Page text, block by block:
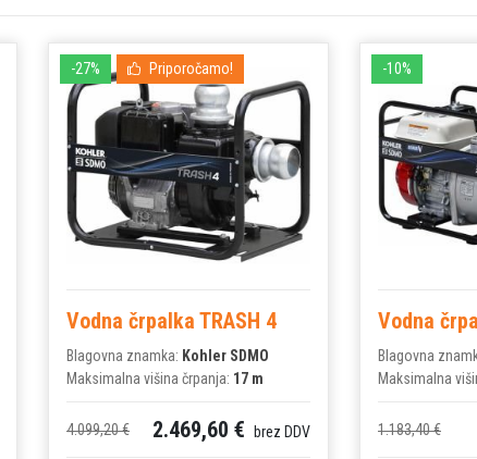
Vodna črpalka TRASH 4
Blagovna znamka: Kohler SDMO
Maksimalna višina črpanja: 17 m
4.099,20 € 2.469,60 € brez DDV
-27% Priporočamo!
Vodna
Blagovna
Maksimalna
1.183,40 €
-10%